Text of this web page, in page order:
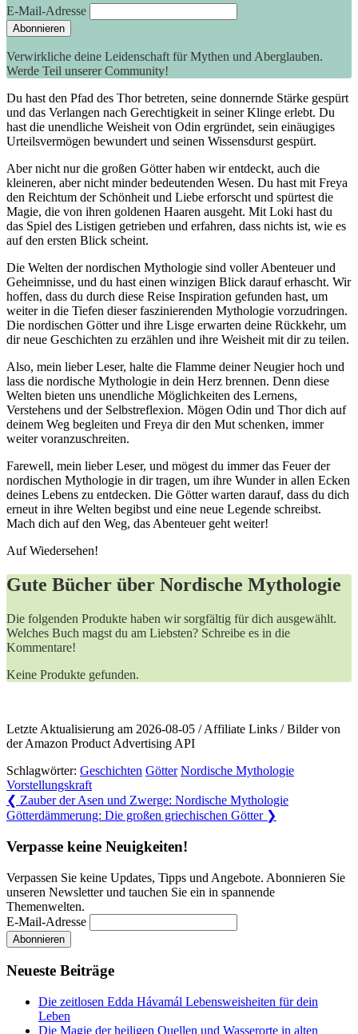
E-Mail-Adresse
Verwirkliche deine Leidenschaft für Mythen und Aberglauben.
Werde Teil unserer Community!
Du hast den Pfad des Thor betreten, seine donnernde Stärke gespürt
und das Verlangen nach Gerechtigkeit in seiner Klinge erlebt. Du
hast die unendliche Weisheit von Odin ergründet, sein einäugiges
Urteilsvermögen bewundert und seinen Wissensdurst gespürt.
Aber nicht nur die großen Götter haben wir entdeckt, auch die
kleineren, aber nicht minder bedeutenden Wesen. Du hast mit Freya
den Reichtum der Schönheit und Liebe erforscht und spürtest die
Magie, die von ihren goldenen Haaren ausgeht. Mit Loki hast du
das Spiel des Listigen getrieben und erfahren, dass nichts ist, wie es
auf den ersten Blick scheint.
Die Welten der nordischen Mythologie sind voller Abenteuer und
Geheimnisse, und du hast einen winzigen Blick darauf erhascht. Wir
hoffen, dass du durch diese Reise Inspiration gefunden hast, um
weiter in die Tiefen dieser faszinierenden Mythologie vorzudringen.
Die nordischen Götter und ihre Lisge erwarten deine Rückkehr, um
dir neue Geschichten zu erzählen und ihre Weisheit mit dir zu teilen.
Also, mein lieber Leser, halte die Flamme deiner Neugier hoch und
lass die nordische Mythologie in dein Herz brennen. Denn diese
Welten bieten uns unendliche Möglichkeiten des Lernens,
Verstehens und der Selbstreflexion. Mögen Odin und Thor dich auf
deinem Weg begleiten und Freya dir den Mut schenken, immer
weiter voranzuschreiten.
Farewell, mein lieber Leser, und mögest du immer das Feuer der
nordischen Mythologie in dir tragen, um ihre Wunder in allen Ecken
deines Lebens zu entdecken. Die Götter warten darauf, dass du dich
erneut in ihre Welten begibst und eine neue Legende schreibst.
Mach dich auf den Weg, das Abenteuer geht weiter!
Auf Wiedersehen!
Gute Bücher über Nordische Mythologie
Die folgenden Produkte haben wir sorgfältig für dich ausgewählt.
Welches Buch magst du am Liebsten? Schreibe es in die
Kommentare!
Keine Produkte gefunden.
Letzte Aktualisierung am 2026-08-05 / Affiliate Links / Bilder von
der Amazon Product Advertising API
Schlagwörter: Geschichten Götter Nordische Mythologie
Vorstellungskraft
Beitragsnavigation
❮ Previous
Post:
Zauber der Asen und Zwerge: Nordische Mythologie
Next
Götterdämmerung: Die großen griechischen Götter ❯
Verpasse keine Neuigkeiten!
Verpassen Sie keine Updates, Tipps und Angebote. Abonnieren Sie
unseren Newsletter und tauchen Sie ein in spannende
Themenwelten.
E-Mail-Adresse
Neueste Beiträge
Die zeitlosen Edda Hávamál Lebensweisheiten für dein
Leben
Die Magie der heiligen Quellen und Wasserorte in alten